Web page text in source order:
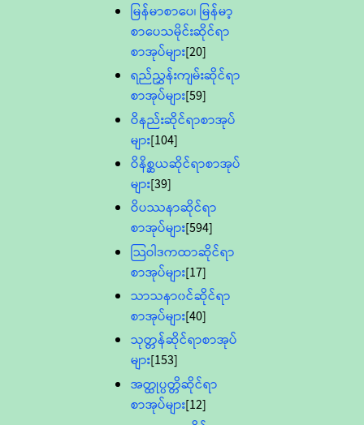
မြန်မာစာပေ၊ မြန်မာ့
စာပေသမိုင်းဆိုင်ရာ
စာအုပ်များ[20]
ရည်ညွှန်းကျမ်းဆိုင်ရာ
စာအုပ်များ[59]
ဝိနည်းဆိုင်ရာစာအုပ်
များ[104]
ဝိနိစ္ဆယဆိုင်ရာစာအုပ်
များ[39]
ဝိပဿနာဆိုင်ရာ
စာအုပ်များ[594]
သြဝါဒကထာဆိုင်ရာ
စာအုပ်များ[17]
သာသနာ၀င်ဆိုင်ရာ
စာအုပ်များ[40]
သုတ္တန်ဆိုင်ရာစာအုပ်
များ[153]
အတ္ထုပ္ပတ္တိဆိုင်ရာ
စာအုပ်များ[12]